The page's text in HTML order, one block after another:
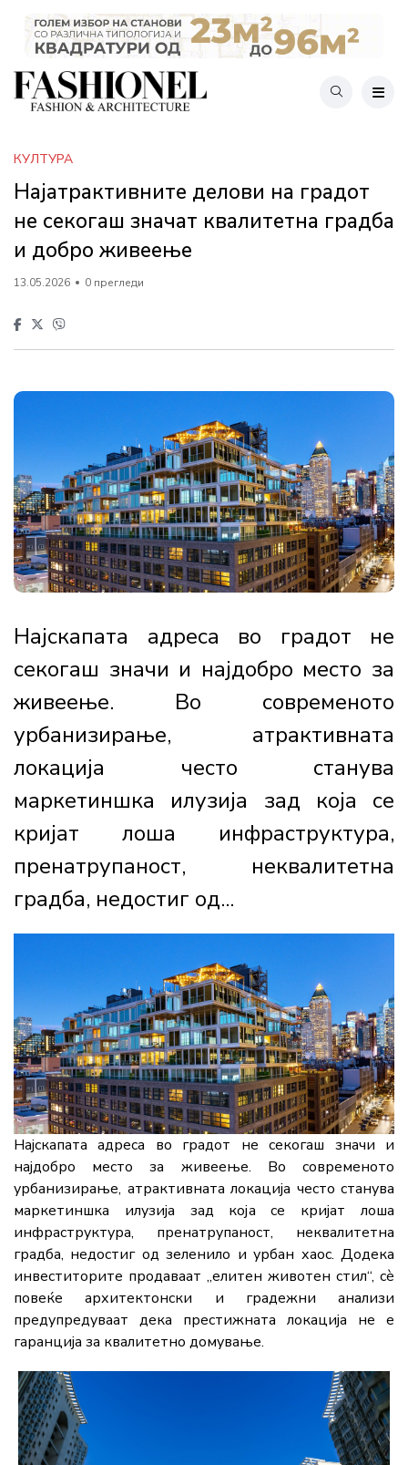
КУЛТУРА
Најатрактивните делови на градот
не секогаш значат квалитетна градба
и добро живеење
13.05.2026 0 прегледи
Најскапата адреса во градот не
секогаш значи и најдобро место за
живеење. Во современото
урбанизирање, атрактивната
локација често станува
маркетиншка илузија зад која се
кријат лоша инфраструктура,
пренатрупаност, неквалитетна
градба, недостиг од...
Најскапата адреса во градот не секогаш значи и
најдобро место за живеење. Во современото
урбанизирање, атрактивната локација често станува
маркетиншка илузија зад која се кријат лоша
инфраструктура, пренатрупаност, неквалитетна
градба, недостиг од зеленило и урбан хаос. Додека
инвеститорите продаваат „елитен животен стил“, сè
повеќе архитектонски и градежни анализи
предупредуваат дека престижната локација не е
гаранција за квалитетно домување.